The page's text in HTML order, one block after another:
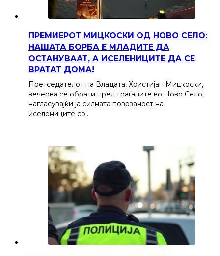
ПРЕМИЕРОТ МИЦКОСКИ ОД НОВО СЕЛО:
НАШАТА БОРБА Е МЛАДИТЕ ДА
ОСТАНУВААТ, А ИСЕЛЕНИЦИТЕ ДА СЕ
ВРАТАТ ДОМА!
Претседателот на Владата, Христијан Мицкоски,
вечерва се обрати пред граѓаните во Ново Село,
нагласувајќи ја силната поврзаност на
иселениците со…